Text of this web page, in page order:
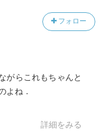
フォロー
がらこれもちゃんと
よね．
詳細をみる